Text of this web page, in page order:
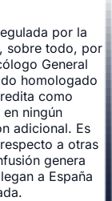
por la
sobre todo, por
General
homologado
como
ningún
adicional. Es
a otras
genera
a España